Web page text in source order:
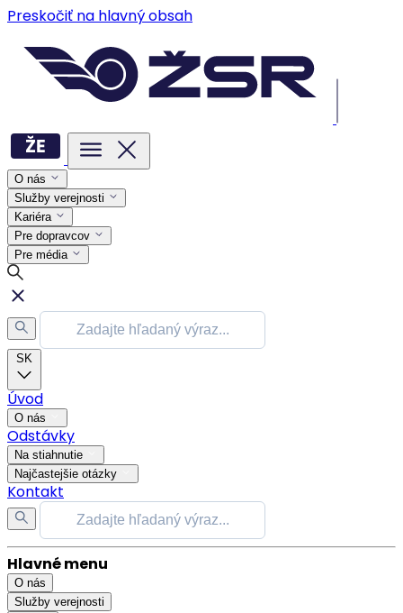
Preskočiť na hlavný obsah
O nás
Služby verejnosti
Kariéra
Pre dopravcov
Pre média
SK
Úvod
O nás
Odstávky
Na stiahnutie
Najčastejšie otázky
Kontakt
Hlavné menu
O nás
Služby verejnosti